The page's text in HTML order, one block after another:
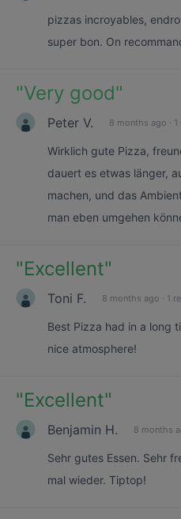
pizzas incroyables,
super bon. On
"Very good"
Peter V. 8 months ago · 1
Wirklich gute Pizza,
dauert es etwas länger,
machen, und das
man eben umgehen
"Excellent"
Toni F. 8 months ago · 1
Best Pizza had in a long
nice atmosphere!
"Excellent"
Benjamin H. 8 months
Sehr gutes Essen. Sehr
mal wieder. Tiptop!